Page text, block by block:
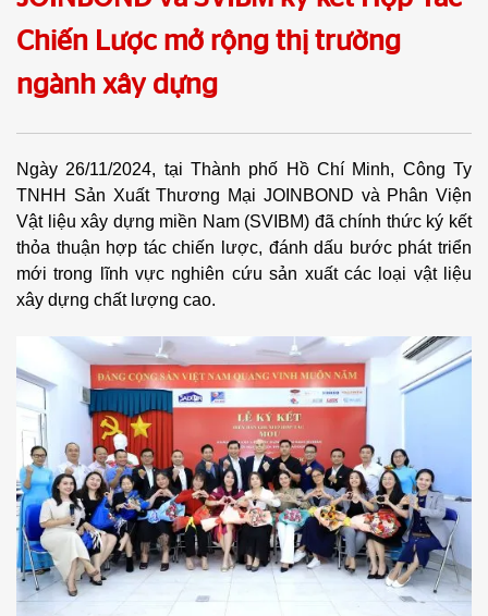
Chiến Lược mở rộng thị trường
ngành xây dựng
Ngày 26/11/2024, tại Thành phố Hồ Chí Minh, Công Ty
TNHH Sản Xuất Thương Mại JOINBOND và Phân Viện
Vật liệu xây dựng miền Nam (SVIBM) đã chính thức ký kết
thỏa thuận hợp tác chiến lược, đánh dấu bước phát triển
mới trong lĩnh vực nghiên cứu sản xuất các loại vật liệu
xây dựng chất lượng cao.